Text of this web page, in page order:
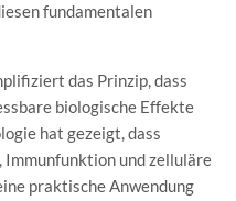
fundamentalen
das Prinzip, dass
biologische Effekte
hat gezeigt, dass
Immunfunktion und zelluläre
praktische Anwendung